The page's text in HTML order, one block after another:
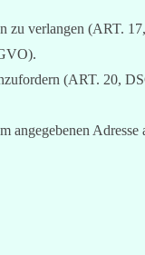
zu verlangen (ART.
(ART. 20,
angegebenen Adresse